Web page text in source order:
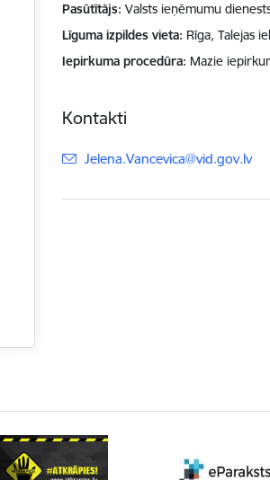
Pasūtītājs Valsts ieņēmumu
Līguma izpildes vieta Rīga, Talejas
Iepirkuma procedūra Mazie
Kontakti
E-pasts:
Jelena.Vancevica@vid.gov.lv